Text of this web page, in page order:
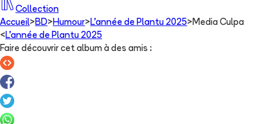
Collection
Accueil> BD> Humour> L'année de Plantu 2025> Media Culpa
< L'année de Plantu 2025
Faire découvrir cet album à des amis :